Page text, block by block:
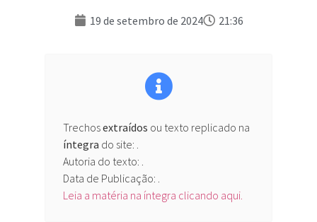
19 de setembro de 2024 21:36
Trechosextraídos ou texto replicado na
íntegra do site:
Autoria do texto: .
Data de Publicação: .
Leia a matéria na íntegra clicando aqui.